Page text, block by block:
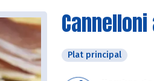
Plat principal